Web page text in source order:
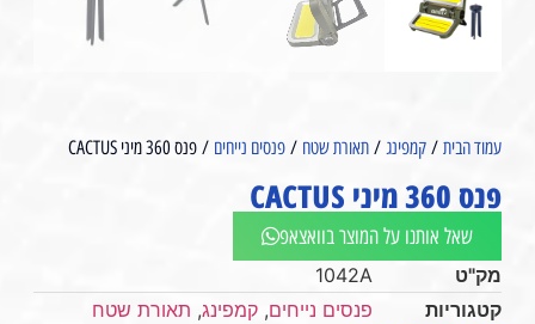
עמוד הבית/ קמפינג/ תאורת שטח / פנסים נייחים / פנס 360 מיני CACTUS
פנס 360 מיני CACTUS
שאל אותנו על המוצר בוואצאפ
מק"ט
1042A
קטגוריות
פנסים נייחים, קמפינג, תאורת שטח